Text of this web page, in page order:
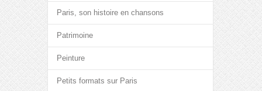
Paris, son histoire en chansons
Patrimoine
Peinture
Petits formats sur Paris